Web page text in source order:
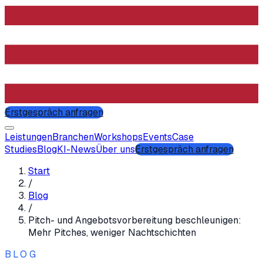
Erstgespräch anfragen
LeistungenBranchenWorkshopsEventsCase
StudiesBlogKI-NewsÜber unsErstgespräch anfragen
Start
/
Blog
/
Pitch- und Angebotsvorbereitung beschleunigen:
Mehr Pitches, weniger Nachtschichten
BLOG